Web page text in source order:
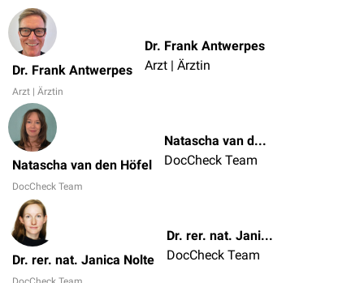
Dr. Frank Antwerpes
Arzt | Ärztin
Dr. Frank Antwerpes
Arzt | Ärztin
Natascha van den Höfel
DocCheck Team
Natascha van den Höfel
DocCheck Team
Dr. rer. nat. Janica Nolte
Dr. rer. nat. Janica Nolte
DocCheck Team